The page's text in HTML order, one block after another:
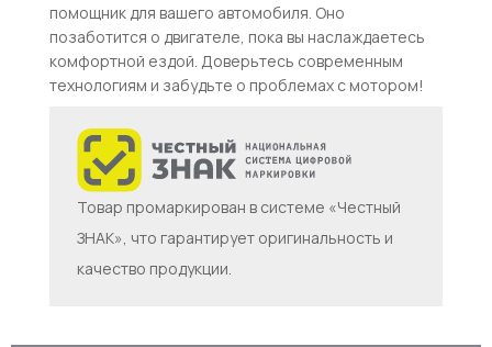
помощник для вашего автомобиля. Оно
позаботится о двигателе, пока вы наслаждаетесь
комфортной ездой. Доверьтесь современным
технологиям и забудьте о проблемах с мотором!
Товар промаркирован в системе «Честный
ЗНАК», что гарантирует оригинальность и
качество продукции.